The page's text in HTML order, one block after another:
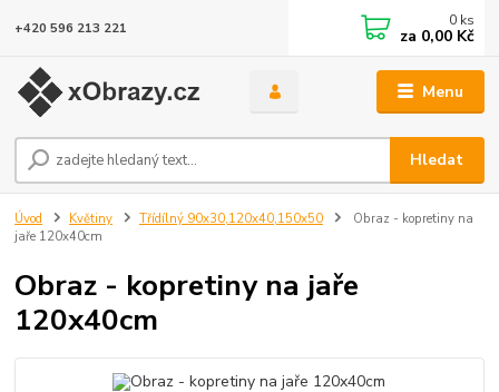
Menu
Hledat
+420 596 213 221 0 ks
za 0,00 Kč
Úvod Květiny Třídílný 90x30,120x40,150x50
Obraz - kopretiny na
jaře 120x40cm
Obraz - kopretiny na jaře
120x40cm